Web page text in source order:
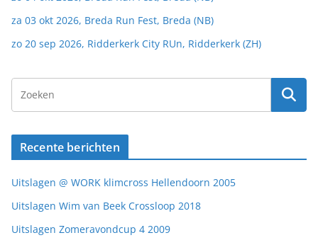
za 03 okt 2026, Breda Run Fest, Breda (NB)
zo 20 sep 2026, Ridderkerk City RUn, Ridderkerk (ZH)
Recente berichten
Uitslagen @ WORK klimcross Hellendoorn 2005
Uitslagen Wim van Beek Crossloop 2018
Uitslagen Zomeravondcup 4 2009